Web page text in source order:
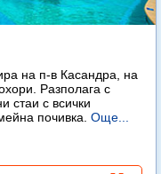
на п-в Касандра, на
Разполага с
стаи с всички
почивка. Още...